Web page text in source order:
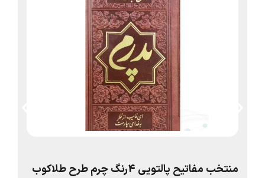
منتخب مفاتیح پالتویی 4رنگ چرم طرح طلاکوب